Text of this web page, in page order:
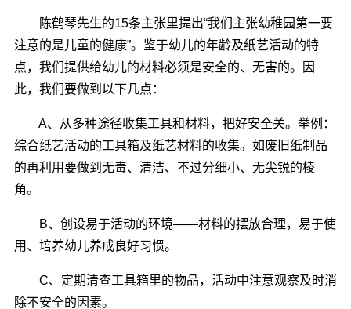
陈鹤琴先生的15条主张里提出“我们主张幼稚园第一要
注意的是儿童的健康”。鉴于幼儿的年龄及纸艺活动的特
点，我们提供给幼儿的材料必须是安全的、无害的。因
此，我们要做到以下几点：
A、从多种途径收集工具和材料，把好安全关。举例：
综合纸艺活动的工具箱及纸艺材料的收集。如废旧纸制品
的再利用要做到无毒、清洁、不过分细小、无尖锐的棱
角。
B、创设易于活动的环境――材料的摆放合理，易于使
用、培养幼儿养成良好习惯。
C、定期清查工具箱里的物品，活动中注意观察及时消
除不安全的因素。